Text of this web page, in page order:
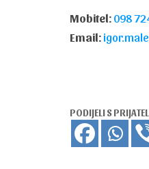
Mobitel: 098
Email:
PODIJELI S